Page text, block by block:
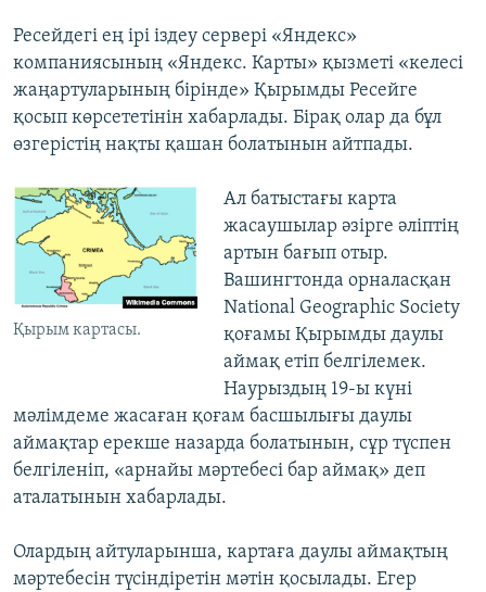
Ресейдегі ең ірі іздеу сервері «Яндекс»
компаниясының «Яндекс. Карты» қызметі «келесі
жаңартуларының бірінде» Қырымды Ресейге
қосып көрсететінін хабарлады. Бірақ олар да бұл
өзгерістің нақты қашан болатынын айтпады.
Қырым картасы.
Ал батыстағы карта
жасаушылар әзірге әліптің
артын бағып отыр.
Вашингтонда орналасқан
National Geographic Society
қоғамы Қырымды даулы
аймақ етіп белгілемек.
Наурыздың 19-ы күні
мәлімдеме жасаған қоғам басшылығы даулы
аймақтар ерекше назарда болатынын, сұр түспен
белгіленіп, «арнайы мәртебесі бар аймақ» деп
аталатынын хабарлады.
Олардың айтуларынша, картаға даулы аймақтың
мәртебесін түсіндіретін мәтін қосылады. Егер